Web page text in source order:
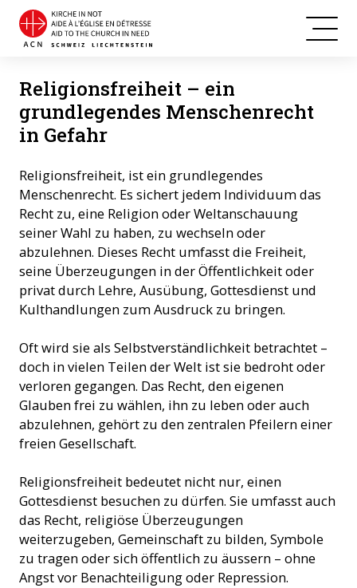
Religionsfreiheit – ein
grundlegendes Menschenrecht
in Gefahr
Religionsfreiheit, ist ein grundlegendes
Menschenrecht. Es sichert jedem Individuum das
Recht zu, eine Religion oder Weltanschauung
seiner Wahl zu haben, zu wechseln oder
abzulehnen. Dieses Recht umfasst die Freiheit,
seine Überzeugungen in der Öffentlichkeit oder
privat durch Lehre, Ausübung, Gottesdienst und
Kulthandlungen zum Ausdruck zu bringen.
Oft wird sie als Selbstverständlichkeit betrachtet –
doch in vielen Teilen der Welt ist sie bedroht oder
verloren gegangen. Das Recht, den eigenen
Glauben frei zu wählen, ihn zu leben oder auch
abzulehnen, gehört zu den zentralen Pfeilern einer
freien Gesellschaft.
Religionsfreiheit bedeutet nicht nur, einen
Gottesdienst besuchen zu dürfen. Sie umfasst auch
das Recht, religiöse Überzeugungen
weiterzugeben, Gemeinschaft zu bilden, Symbole
zu tragen oder sich öffentlich zu äussern – ohne
Angst vor Benachteiligung oder Repression.